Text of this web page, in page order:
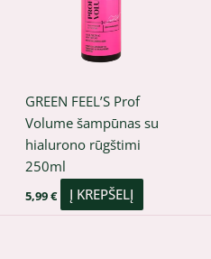
GREEN FEEL’S Prof
Volume šampūnas su
hialurono rūgštimi
250ml
5,99€ Į KREPŠELĮ